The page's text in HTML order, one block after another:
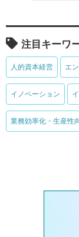
注目キーワ
人的資本経営 エ
イノベーション
業務効率化・生産性